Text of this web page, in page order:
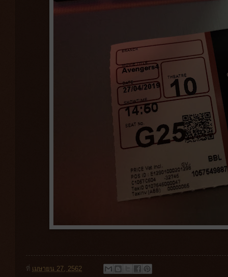
ที่ เมษายน 27, 2562